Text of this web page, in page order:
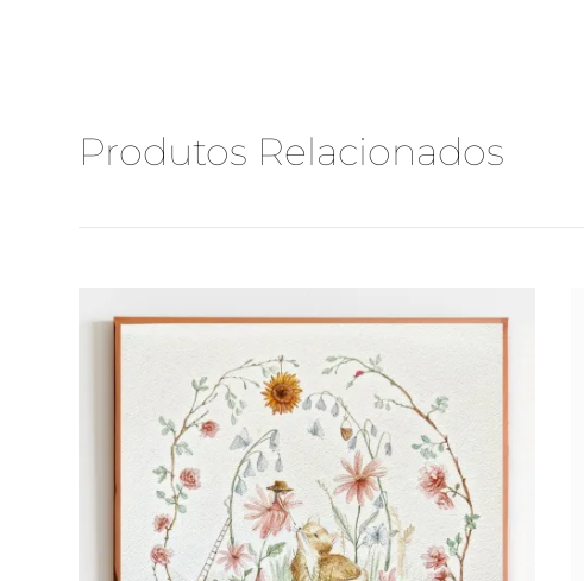
Produtos Relacionados